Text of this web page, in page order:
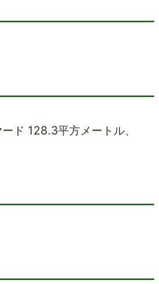
ド 128.3平方メートル、